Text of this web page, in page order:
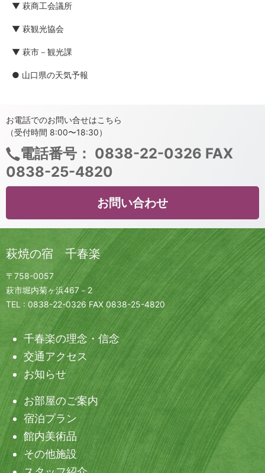
▼ 萩商工会議所
▼ 萩観光協会
▼ 萩市－観光課
● 山口県の天気予報
お電話でのお問い合せはこちら
（受付時間 8:00〜18:30）
電話番号： 0838-22-0326 FAX
0838-25-4820
お問い合わせ
萩焼の宿 千春楽
〒758-0057
萩市堀内菊ヶ浜467－2
TEL : 0838-22-0326 FAX 0838-25-4820
千春楽の理念・信念
交通アクセス
お知らせ
お部屋のご案内
宿泊プラン
館内美術品
その他施設